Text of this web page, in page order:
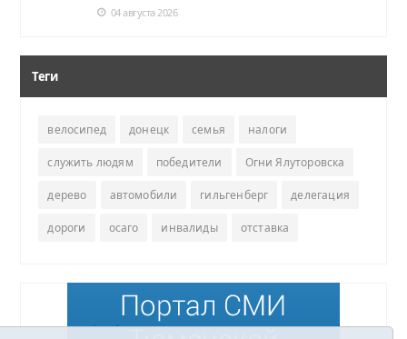
04 августа 2026
Теги
велосипед донецк семья налоги
служить людям победители Огни Ялуторовска
дерево автомобили гильгенберг делегация
дороги осаго инвалиды отставка